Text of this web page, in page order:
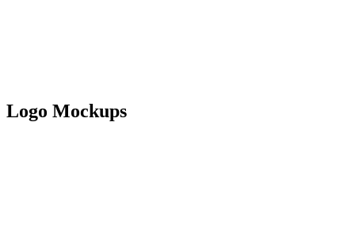
Logo Mockups